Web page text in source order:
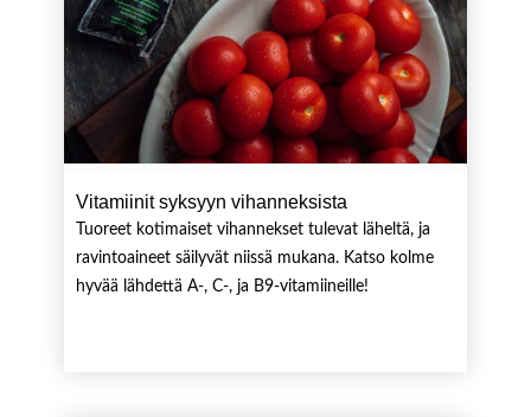
Vitamiinit syksyyn vihanneksista
Tuoreet kotimaiset vihannekset tulevat läheltä, ja
ravintoaineet säilyvät niissä mukana. Katso kolme
hyvää lähdettä A-, C-, ja B9-vitamiineille!